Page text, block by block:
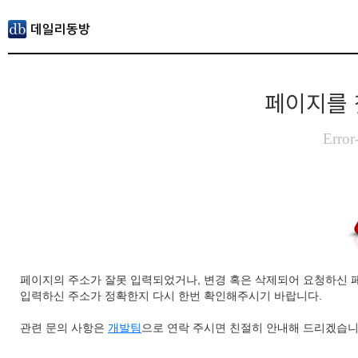
페이지를
페이지의 주소가 잘못 입력되었거나, 변경 혹은 삭제되어 요청하신
입력하신 주소가 정확한지 다시 한번 확인해주시기 바랍니다.
관련 문의 사항은 개발팀 으로 연락 주시면 친절히 안내해 드리겠습